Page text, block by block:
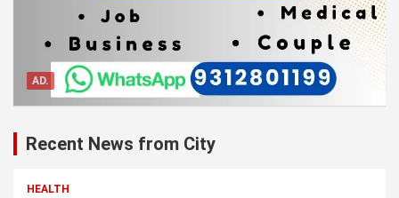
AD.
Recent News from City
HEALTH